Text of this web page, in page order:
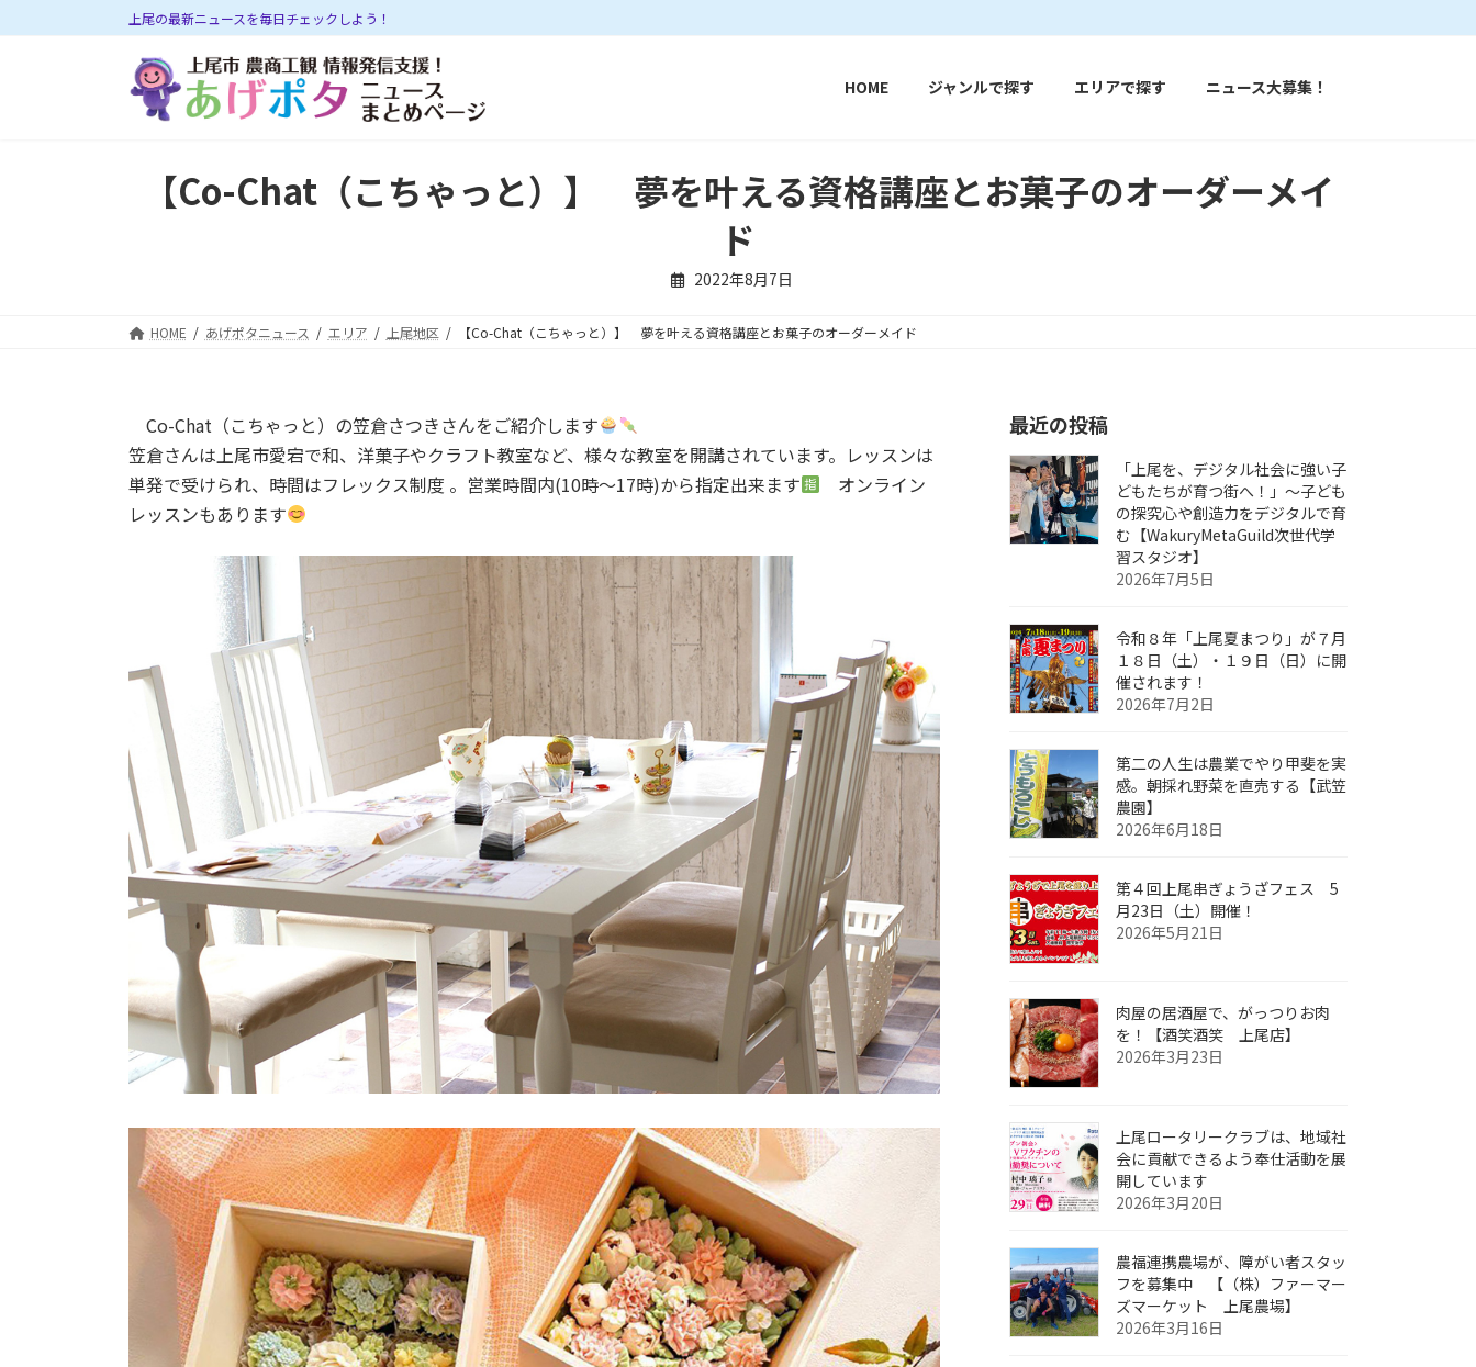
ン
ビ
上尾の最新ニュースを毎日チェックしよう！
HOME ジャンルで探す エリアで探す ニュース大募集！
【Co-Chat（こちゃっと）】 夢を叶える資格講座とお菓子のオーダーメイ
ド
2022年8月7日
HOME あげポタニュース エリア 上尾地区 【Co-Chat（こちゃっと）】 夢を叶える資格講座とお菓子のオーダーメイド
Co-Chat（こちゃっと）の笠倉さつきさんをご紹介します
笠倉さんは上尾市愛宕で和、洋菓子やクラフト教室など、様々な教室を開講されています。レッスンは
単発で受けられ、時間はフレックス制度 。営業時間内(10時～17時)から指定出来ます
オンライン
レッスンもあります
最近の投稿
「上尾を、デジタル社会に強い子
どもたちが育つ街へ！」〜子ども
の探究心や創造力をデジタルで育
む【WakuryMetaGuild次世代学
習スタジオ】
2026年7月5日
令和８年「上尾夏まつり」が７月
１８日（土）・１９日（日）に開
催されます！
2026年7月2日
第二の人生は農業でやり甲斐を実
感。朝採れ野菜を直売する【武笠
農園】
2026年6月18日
第４回上尾串ぎょうざフェス 5
月23日（土）開催！
2026年5月21日
肉屋の居酒屋で、がっつりお肉
を！【酒笑酒笑 上尾店】
2026年3月23日
上尾ロータリークラブは、地域社
会に貢献できるよう奉仕活動を展
開しています
2026年3月20日
農福連携農場が、障がい者スタッ
フを募集中 【（株）ファーマー
ズマーケット 上尾農場】
2026年3月16日